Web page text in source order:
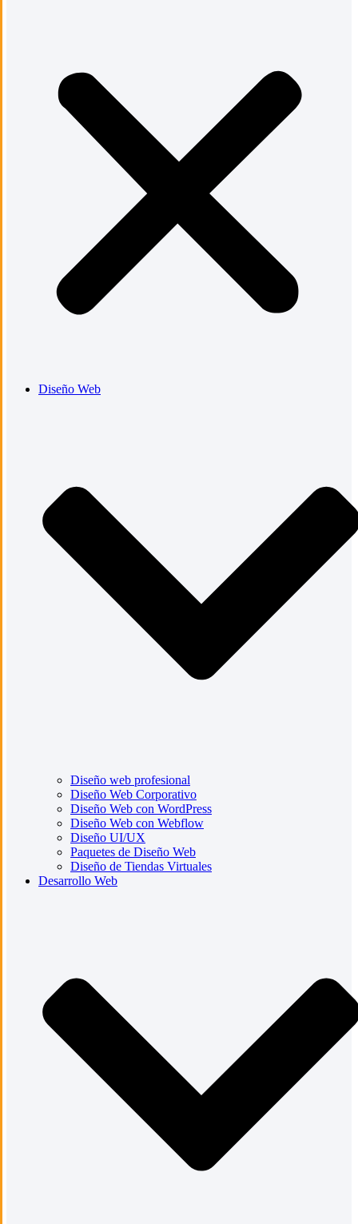
Diseño Web
Diseño web profesional
Diseño Web Corporativo
Diseño Web con WordPress
Diseño Web con Webflow
Diseño UI/UX
Paquetes de Diseño Web
Diseño de Tiendas Virtuales
Desarrollo Web